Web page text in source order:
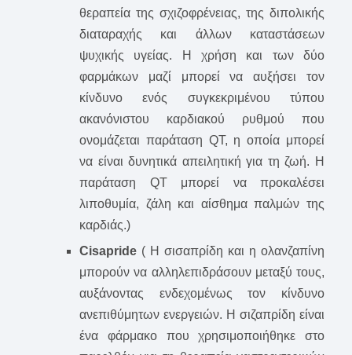
θεραπεία της σχιζοφρένειας, της διπολικής
διαταραχής και άλλων καταστάσεων
ψυχικής υγείας. Η χρήση και των δύο
φαρμάκων μαζί μπορεί να αυξήσει τον
κίνδυνο ενός συγκεκριμένου τύπου
ακανόνιστου καρδιακού ρυθμού που
ονομάζεται παράταση QT, η οποία μπορεί
να είναι δυνητικά απειλητική για τη ζωή. Η
παράταση QT μπορεί να προκαλέσει
λιποθυμία, ζάλη και αίσθημα παλμών της
καρδιάς.)
Cisapride ( Η σισαπρίδη και η ολανζαπίνη
μπορούν να αλληλεπιδράσουν μεταξύ τους,
αυξάνοντας ενδεχομένως τον κίνδυνο
ανεπιθύμητων ενεργειών. Η σιζαπρίδη είναι
ένα φάρμακο που χρησιμοποιήθηκε στο